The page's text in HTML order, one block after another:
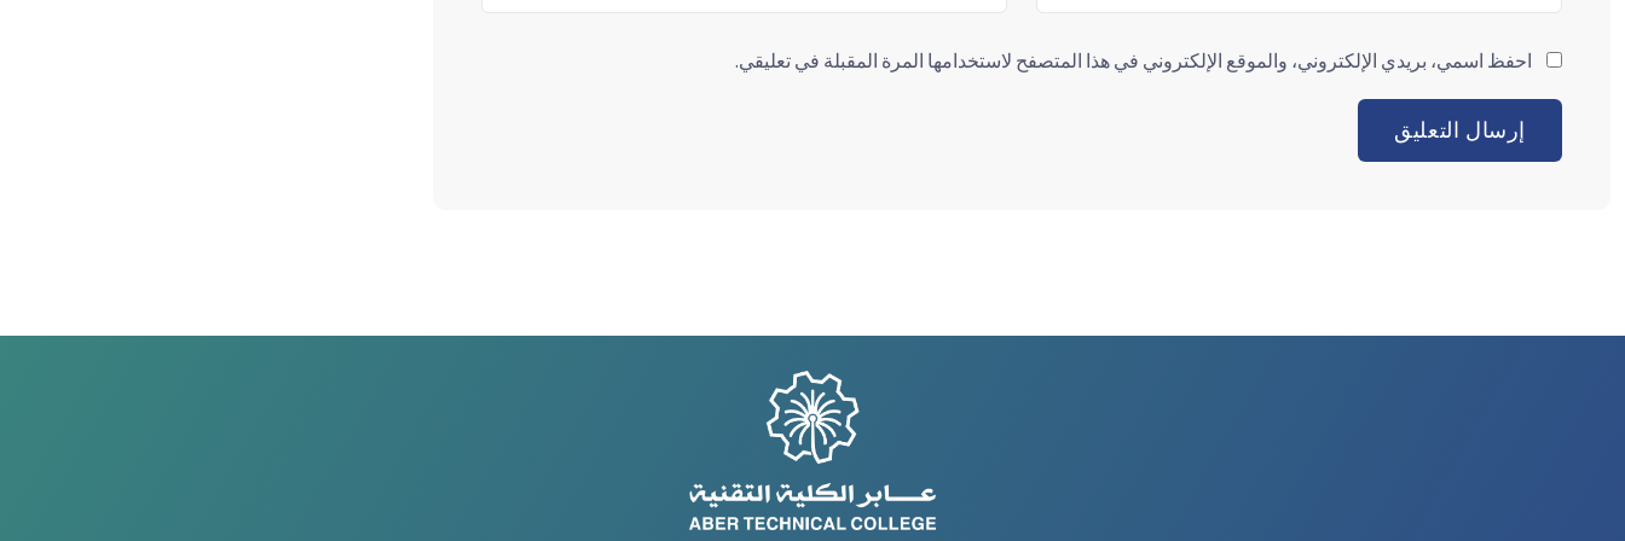
احفظ اسمي، بريدي الإلكتروني، والموقع الإلكتروني في هذا المتصفح لاستخدامها المرة المقبلة في تعليقي.